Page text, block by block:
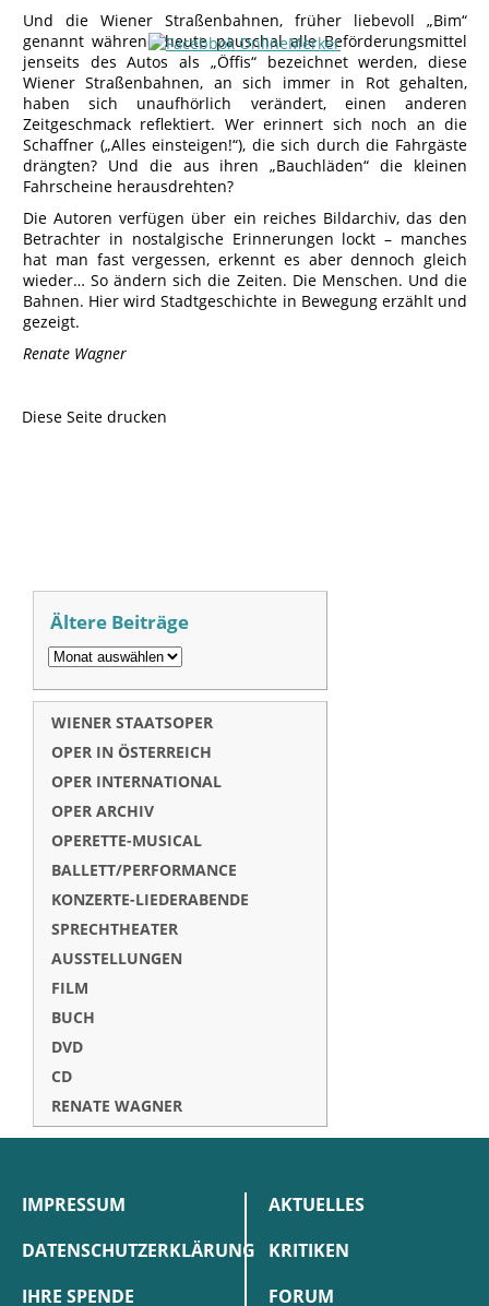
Und die Wiener Straßenbahnen, früher liebevoll „Bim“
genannt während heute pauschal alle Beförderungsmittel
jenseits des Autos als „Öffis“ bezeichnet werden, diese
Wiener Straßenbahnen, an sich immer in Rot gehalten,
haben sich unaufhörlich verändert, einen anderen
Zeitgeschmack reflektiert. Wer erinnert sich noch an die
Schaffner („Alles einsteigen!“), die sich durch die Fahrgäste
drängten? Und die aus ihren „Bauchläden“ die kleinen
Fahrscheine herausdrehten?
Die Autoren verfügen über ein reiches Bildarchiv, das den
Betrachter in nostalgische Erinnerungen lockt – manches
hat man fast vergessen, erkennt es aber dennoch gleich
wieder… So ändern sich die Zeiten. Die Menschen. Und die
Bahnen. Hier wird Stadtgeschichte in Bewegung erzählt und
gezeigt.
Renate Wagner
Diese Seite drucken
Ältere Beiträge
WIENER STAATSOPER
OPER IN ÖSTERREICH
OPER INTERNATIONAL
OPER ARCHIV
OPERETTE-MUSICAL
BALLETT/PERFORMANCE
KONZERTE-LIEDERABENDE
SPRECHTHEATER
AUSSTELLUNGEN
FILM
BUCH
DVD
CD
RENATE WAGNER
IMPRESSUM
DATENSCHUTZERKLÄRUNG
IHRE SPENDE
AKTUELLES
KRITIKEN
FORUM